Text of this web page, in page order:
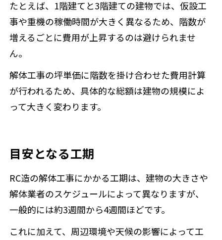
たとえば、1階建てと3階建ての建物では、仮設工
事や重機の稼働時間が大きく異なるため、階数が
増えるごとに費用が上昇するのは避けられませ
ん。
解体工事の坪単価に階数を掛け合わせた費用計算
が行われるため、具体的な総額は建物の規模によ
って大きく変わります。
目安となる工期
RC造の解体工事にかかる工期は、建物の大きさや
解体業者のスケジュールによって異なりますが、
一般的には約3週間から4週間ほどです。
これに加えて、周辺環境や天候の影響によって工